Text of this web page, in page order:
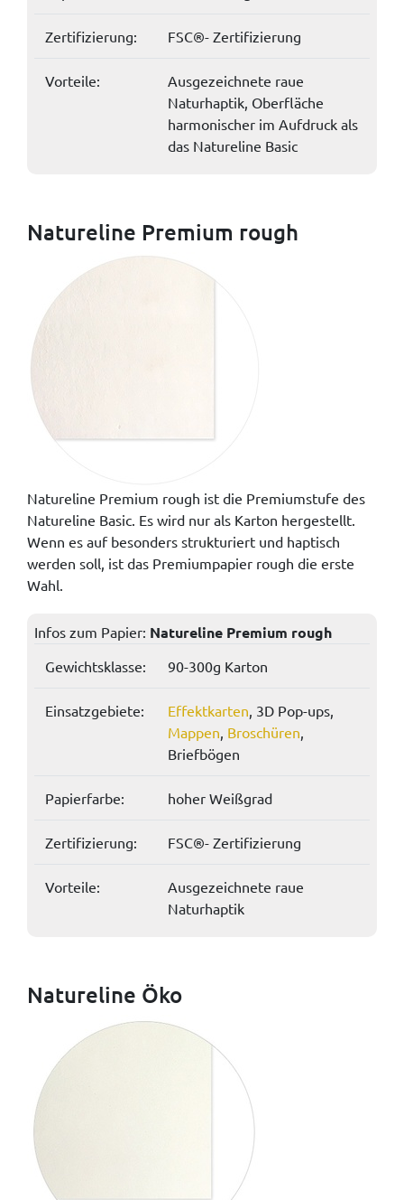
Zertifizierung: FSC®- Zertifizierung
Vorteile:
Ausgezeichnete raue
Naturhaptik, Oberfläche
harmonischer im Aufdruck als
das Natureline Basic
Natureline Premium rough
Natureline Premium rough ist die Premiumstufe des
Natureline Basic. Es wird nur als Karton hergestellt.
Wenn es auf besonders strukturiert und haptisch
werden soll, ist das Premiumpapier rough die erste
Wahl.
Infos zum Papier: Natureline Premium rough
Gewichtsklasse: 90-300g Karton
Einsatzgebiete: Effektkarten , 3D Pop-ups,
Mappen Broschüren
Briefbögen
Papierfarbe: hoher Weißgrad
Zertifizierung: FSC®- Zertifizierung
Vorteile:
Ausgezeichnete raue
Naturhaptik
Natureline Öko